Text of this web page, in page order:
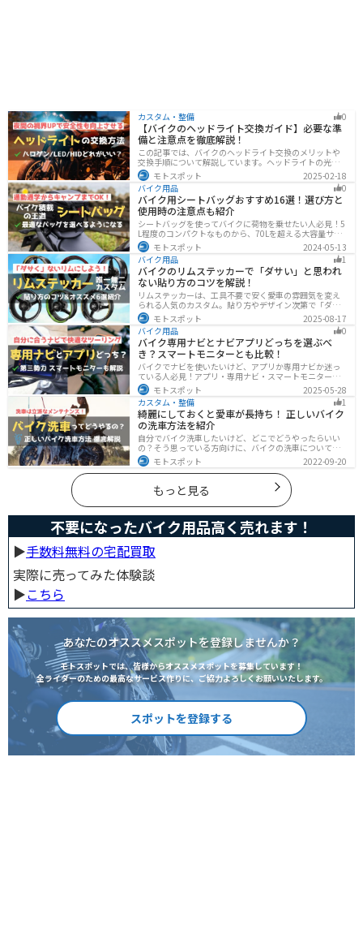
カスタム・整備 0
【バイクのヘッドライト交換ガイド】必要な準
備と注意点を徹底解説！
この記事では、バイクのヘッドライト交換のメリットや
交換手順について解説しています。ヘッドライトの光が
弱くなっていませんか？夜間の視界を改善するために
は、適切なヘッドライト交換が必要です。自分で交換す
る方法からショップに依頼する場合の費用までわかりや
すくお伝えします！
モトスポット
2025-02-18
バイク用品
0
バイク用シートバッグおすすめ16選！選び方と
使用時の注意点も紹介
シートバッグを使ってバイクに荷物を乗せたい人必見！5
L程度のコンパクトなものから、70Lを超える大容量サイ
ズまでシートバッグは種類が豊富です。用途に合わせて
選べば今よりもっと快適に荷物を運ぶことができます。
この記事でバッグの種類や選び方、オススメ商品を紹介
します。
モトスポット
2024-05-13
バイク用品
1
バイクのリムステッカーで「ダサい」と思われ
ない貼り方のコツを解説！
リムステッカーは、工具不要で安く愛車の雰囲気を変え
られる人気のカスタム。貼り方やデザイン次第で「ダサ
い」仕上がりになることも。本記事では失敗例や選び
方、きれいに貼るコツからおすすめ商品まで詳しく紹
介。初心者でも安心して足回りをカッコよくドレスアッ
プできます。
モトスポット
2025-08-17
バイク用品
0
バイク専用ナビとナビアプリどっちを選ぶべ
き？スマートモニターとも比較！
バイクでナビを使いたいけど、アプリか専用ナビか迷っ
ている人必見！アプリ・専用ナビ・スマートモニターの
メリット、デメリット、どんな人にオススメなのかを解
説します。自分に合ったナビを見つけて快適なツーリン
グライフを送りましょう！
モトスポット
2025-05-28
カスタム・整備
1
綺麗にしておくと愛車が長持ち！ 正しいバイク
の洗車方法を紹介
自分でバイク洗車したいけど、どこでどうやったらいい
の？そう思っている方向けに、バイクの洗車について徹
底的にまとめました。バイク洗車ができる場所から洗車
手順まで全て解説します。正しい洗車方法は身につける
ことでバイクのメンテナンスにもなります。
モトスポット 2022-09-20
もっと見る
不要になったバイク用品高く売れます！
▶︎手数料無料の宅配買取
実際に売ってみた体験談
▶︎こちら
あなたのオススメスポットを登録しませんか？
モトスポットでは、皆様からオススメスポットを募集しています！
全ライダーのための最高なサービス作りに、ご協力よろしくお願いいたします。
スポットを登録する